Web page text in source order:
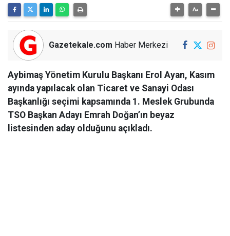
Gazetekale.com Haber Merkezi
Aybimaş Yönetim Kurulu Başkanı Erol Ayan, Kasım
ayında yapılacak olan Ticaret ve Sanayi Odası
Başkanlığı seçimi kapsamında 1. Meslek Grubunda
TSO Başkan Adayı Emrah Doğan’ın beyaz
listesinden aday olduğunu açıkladı.